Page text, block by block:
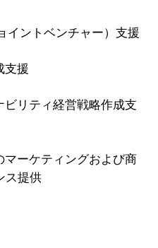
イントベンチャー）支援
支援
リティ経営戦略作成支
ーケティングおよび商
ス提供